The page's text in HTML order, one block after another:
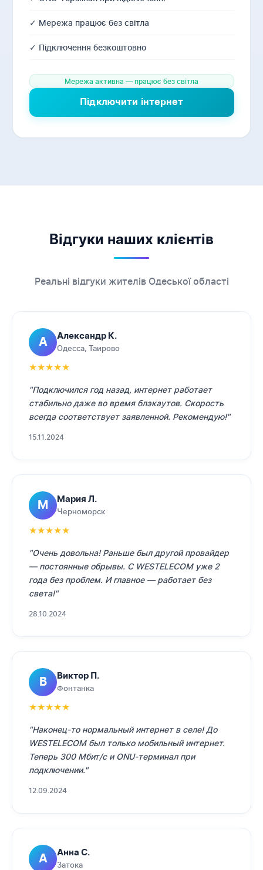
✓ Мережа працює без світла
✓ Підключення безкоштовно
Мережа активна — працює без світла
Підключити інтернет
Відгуки наших клієнтів
Реальні відгуки жителів Одеської області
А Александр К.
Одесса, Таирово
★★★★★
"Подключился год назад, интернет работает
стабильно даже во время блэкаутов. Скорость
всегда соответствует заявленной. Рекомендую!"
15.11.2024
М Мария Л.
Черноморск
★★★★★
"Очень довольна! Раньше был другой провайдер
— постоянные обрывы. С WESTELECOM уже 2
года без проблем. И главное — работает без
света!"
28.10.2024
В Виктор П.
Фонтанка
★★★★★
"Наконец-то нормальный интернет в селе! До
WESTELECOM был только мобильный интернет.
Теперь 300 Мбит/с и ONU-терминал при
подключении."
12.09.2024
А Анна С.
Затока